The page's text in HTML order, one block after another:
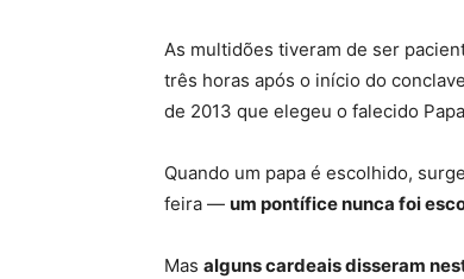
As multidões tiveram de ser
três horas após o início do
de 2013 que elegeu o falecido
Quando um papa é escolhido,
feira — um pontífice nunca foi
Mas alguns cardeais disseram